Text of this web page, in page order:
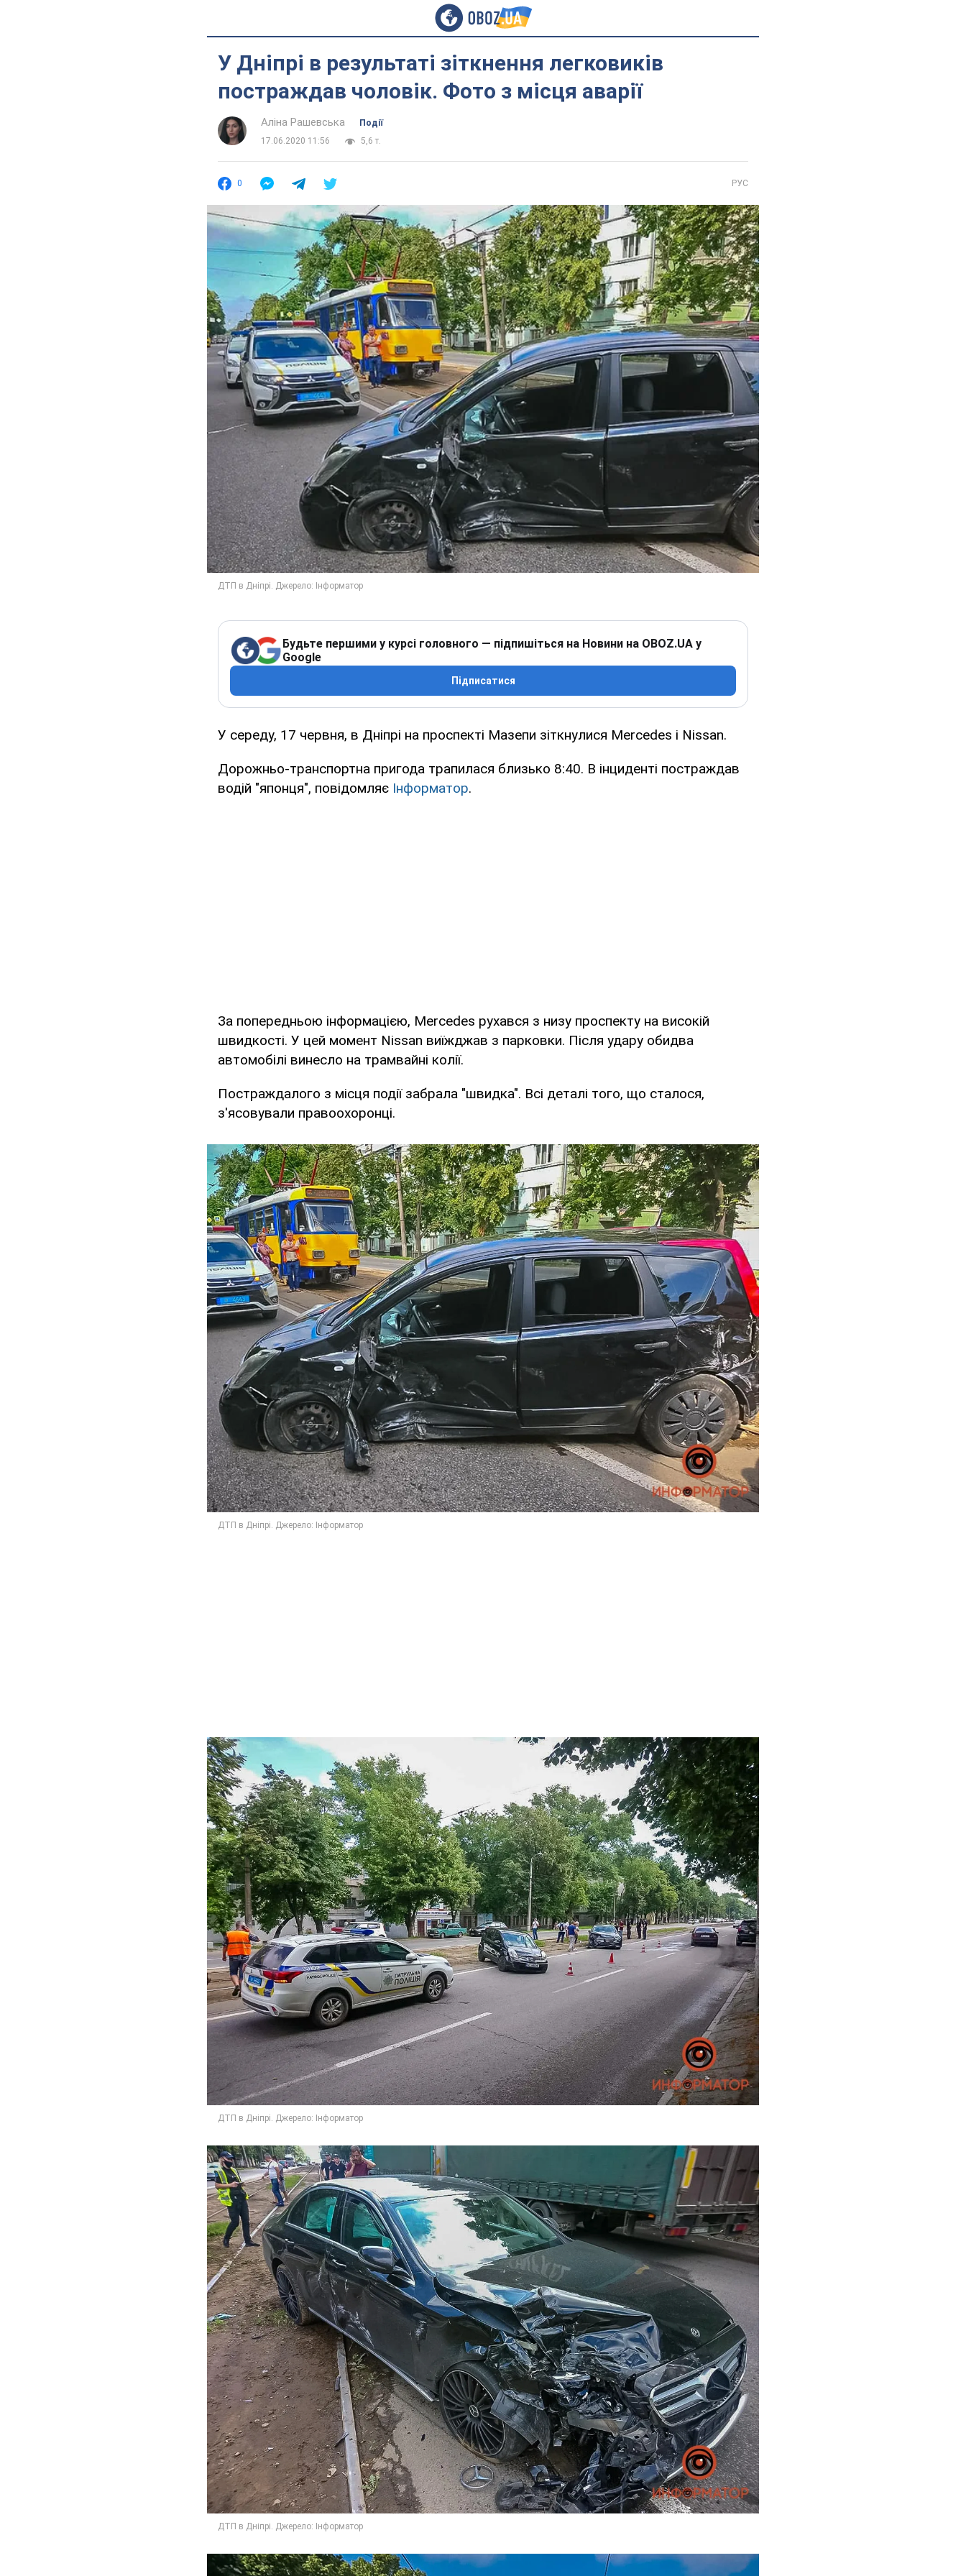
У Дніпрі в результаті зіткнення легковиків
постраждав чоловік. Фото з місця аварії
Аліна Рашевська
Події
17.06.2020 11:56
5,6 т.
0 РУС
Будьте першими у курсі головного — підпишіться на Новини на OBOZ.UA у
Google
Підписатися
У середу, 17 червня, в Дніпрі на проспекті Мазепи зіткнулися Mercedes і Nissan.
Дорожньо-транспортна пригода трапилася близько 8:40. В інциденті постраждав
водій "японця", повідомляє Інформатор.
За попередньою інформацією, Mercedes рухався з низу проспекту на високій
швидкості. У цей момент Nissan виїжджав з парковки. Після удару обидва
автомобілі винесло на трамвайні колії.
Постраждалого з місця події забрала "швидка". Всі деталі того, що сталося,
з'ясовували правоохоронці.